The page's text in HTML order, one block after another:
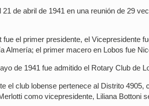
21 de abril de 1941 en una reunión de 29
fue el primer presidente, el Vicepresidente
Almería; el primer macero en Lobos fue
de 1941 fue admitido el Rotary Club de
el club lobense pertenece al Distrito
como vicepresidente, Liliana Bottoni